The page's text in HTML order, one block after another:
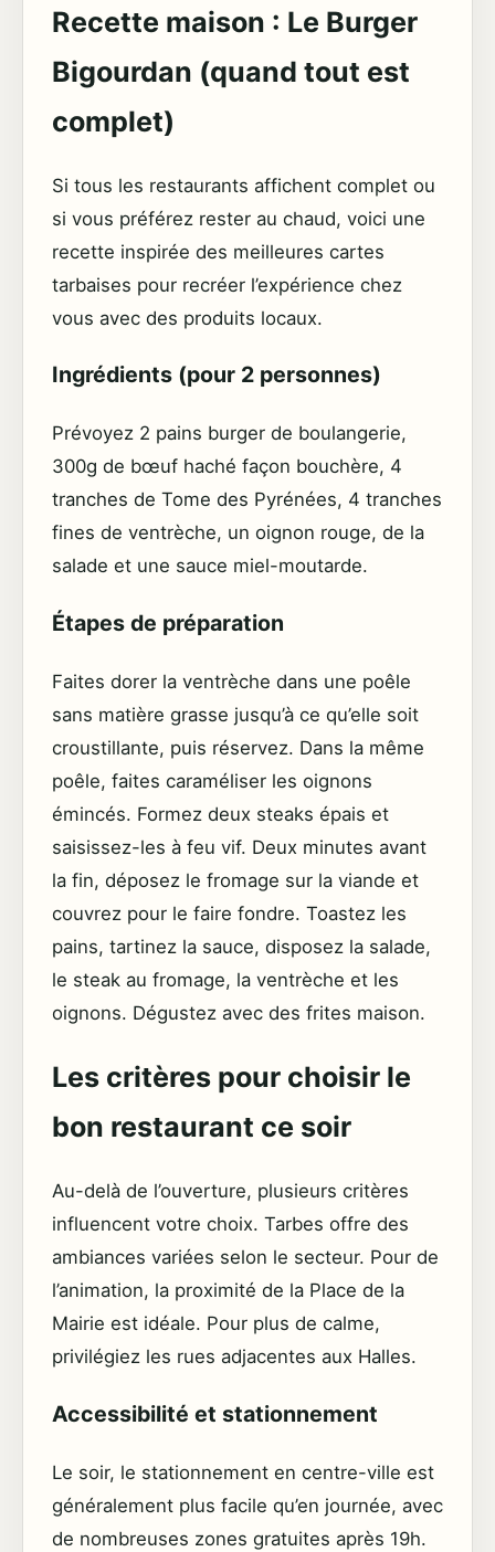
Recette maison : Le Burger
Bigourdan (quand tout est
complet)
Si tous les restaurants affichent complet ou
si vous préférez rester au chaud, voici une
recette inspirée des meilleures cartes
tarbaises pour recréer l’expérience chez
vous avec des produits locaux.
Ingrédients (pour 2 personnes)
Prévoyez 2 pains burger de boulangerie,
300g de bœuf haché façon bouchère, 4
tranches de Tome des Pyrénées, 4 tranches
fines de ventrèche, un oignon rouge, de la
salade et une sauce miel-moutarde.
Étapes de préparation
Faites dorer la ventrèche dans une poêle
sans matière grasse jusqu’à ce qu’elle soit
croustillante, puis réservez. Dans la même
poêle, faites caraméliser les oignons
émincés. Formez deux steaks épais et
saisissez-les à feu vif. Deux minutes avant
la fin, déposez le fromage sur la viande et
couvrez pour le faire fondre. Toastez les
pains, tartinez la sauce, disposez la salade,
le steak au fromage, la ventrèche et les
oignons. Dégustez avec des frites maison.
Les critères pour choisir le
bon restaurant ce soir
Au-delà de l’ouverture, plusieurs critères
influencent votre choix. Tarbes offre des
ambiances variées selon le secteur. Pour de
l’animation, la proximité de la Place de la
Mairie est idéale. Pour plus de calme,
privilégiez les rues adjacentes aux Halles.
Accessibilité et stationnement
Le soir, le stationnement en centre-ville est
généralement plus facile qu’en journée, avec
de nombreuses zones gratuites après 19h.